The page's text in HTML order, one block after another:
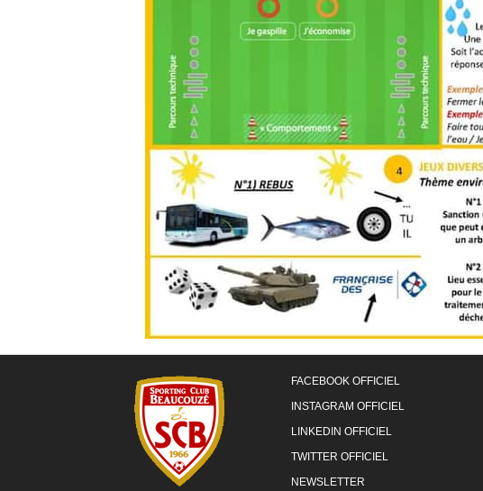
FACEBOOK OFFICIEL
INSTAGRAM OFFICIEL
LINKEDIN OFFICIEL
TWITTER OFFICIEL
NEWSLETTER